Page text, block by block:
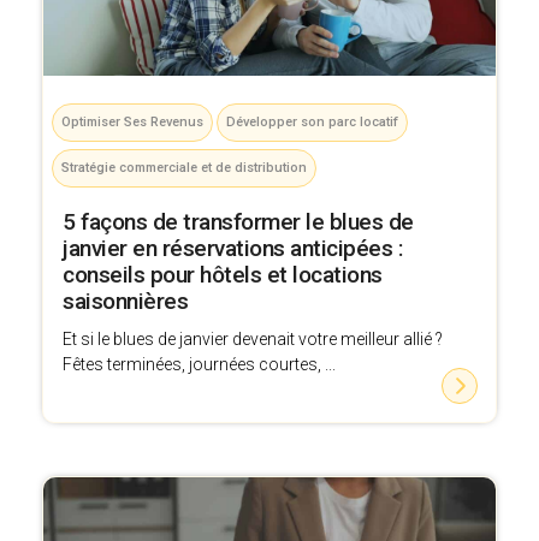
Optimiser Ses Revenus Développer son parc locatif
Stratégie commerciale et de distribution
5 façons de transformer le blues de
janvier en réservations anticipées :
conseils pour hôtels et locations
saisonnières
Et si le blues de janvier devenait votre meilleur allié ?
Fêtes terminées, journées courtes, ...